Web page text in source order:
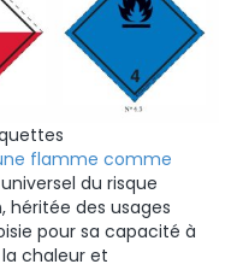
flamme comme
du risque
héritée des usages
pour sa capacité à
chaleur et